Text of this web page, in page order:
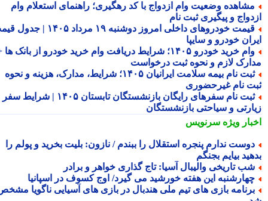
وضعیت وام ازدواج با کد رهگیری؛ راهنمای استعلام وام
و پیگیری ثبت نام
قیمت خودروهای داخلی امروز دوشنبه ۱۹ مرداد ۱۴۰۵ | جدول قیمت
خودرو و سایپا
وام خرید خودرو ۱۴۰۵؛ شرایط دریافت وام خرید خودرو از بانک ها +
لازم و نحوه ثبت درخواست
ثبت نام بیمه سلامت ایرانیان ۱۴۰۵؛ شرایط، مدارک، هزینه و نحوه
نام غیرحضوری
ثبت نام سفرهای رایگان بازنشستگان تابستان ۱۴۰۵ | شرایط سفر
و سیاحتی بازنشستگان
ویژهسرنویس
ندارم پنجره استقلال را ببندم / نازون: بلیت بخرید و پولم را
بیایم بجنگم
تاریخی والیبال آسیا: تاج گذاری خواهر و برادر
این هفته خورشید می گیرد/ اوج کسوف در اسپانیا
بازی های تیم ملی هندبال در بازی های آسیایی ناگویا مشخص